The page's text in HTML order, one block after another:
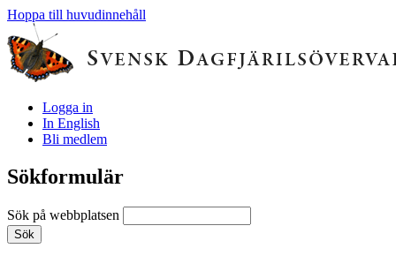
Hoppa till huvudinnehåll
Logga in
In English
Bli medlem
Sökformulär
Sök på webbplatsen